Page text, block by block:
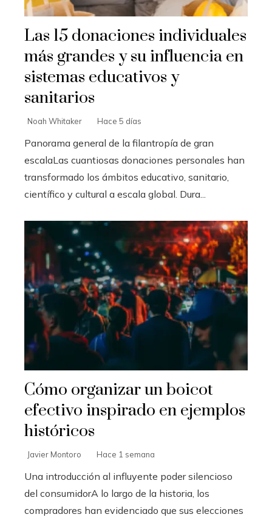
Las 15 donaciones individuales
más grandes y su influencia en
sistemas educativos y
sanitarios
Noah Whitaker Hace 5 días
Panorama general de la filantropía de gran
escalaLas cuantiosas donaciones personales han
transformado los ámbitos educativo, sanitario,
científico y cultural a escala global. Dura...
Cómo organizar un boicot
efectivo inspirado en ejemplos
históricos
Javier Montoro Hace 1 semana
Una introducción al influyente poder silencioso
del consumidorA lo largo de la historia, los
compradores han evidenciado que sus elecciones